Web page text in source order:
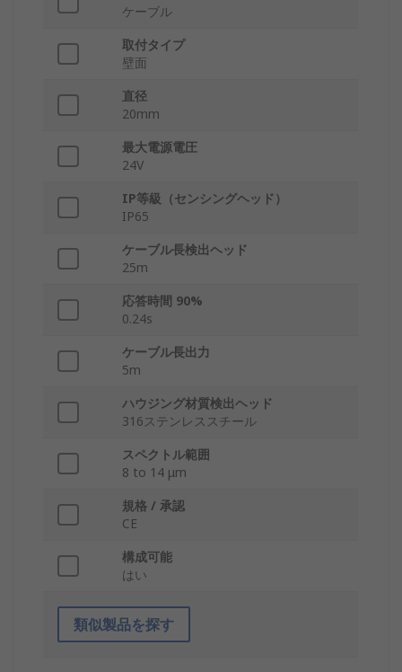
ケーブル
取付タイプ
壁面
直径
20mm
最大電源電圧
24V
IP等級（センシングヘッド）
IP65
ケーブル長検出ヘッド
25m
応答時間 90%
0.24s
ケーブル長出力
5m
ハウジング材質検出ヘッド
316ステンレススチール
スペクトル範囲
8 to 14 μm
規格 / 承認
CE
構成可能
はい
類似製品を探す